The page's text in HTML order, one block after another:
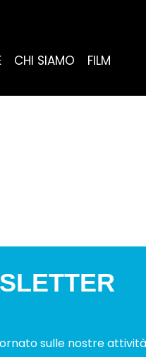
CHI SIAMO FILM
sulle nostre